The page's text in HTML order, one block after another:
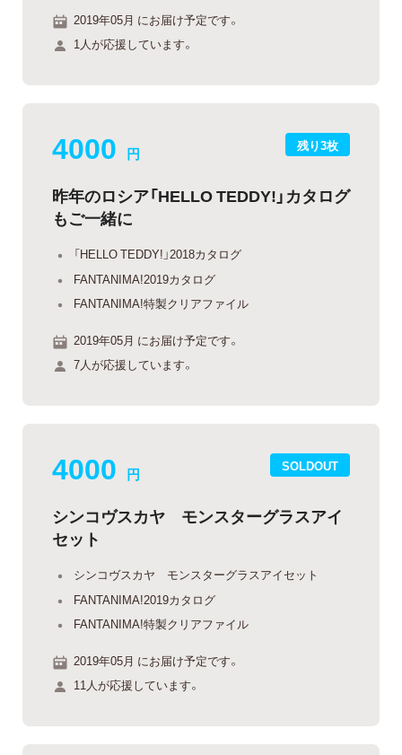
2019年05月 にお届け予定です。
1人が応援しています。
残り3枚
4000 円
昨年のロシア「HELLO TEDDY!」カタログ
もご一緒に
「HELLO TEDDY!」2018カタログ
FANTANIMA!2019カタログ
FANTANIMA!特製クリアファイル
2019年05月 にお届け予定です。
7人が応援しています。
SOLDOUT
4000 円
シンコヴスカヤ モンスターグラスアイ
セット
シンコヴスカヤ モンスターグラスアイセット
FANTANIMA!2019カタログ
FANTANIMA!特製クリアファイル
2019年05月 にお届け予定です。
11人が応援しています。